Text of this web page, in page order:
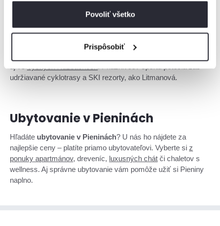
Povoliť všetko
Prispôsobiť
Atrakciou, ktorú by ste v Pieninách nemali vynechať, je
– kúpeľná obec s kláštorom zo 14. storočia.
udržiavané cyklotrasy a SKI rezorty, ako Litmanová.
Ubytovanie v Pieninách
Hľadáte ubytovanie v Pieninách? U nás ho nájdete za
najlepšie ceny – platíte priamo ubytovateľovi. Vyberte si z
ponuky apartmánov, dreveníc, luxusných chát či chaletov s
wellness. Aj správne ubytovanie vám pomôže užiť si Pieniny
naplno.